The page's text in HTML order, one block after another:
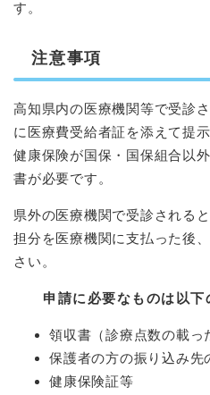
す。
注意事項
高知県内の医療機関等で受診
に医療費受給者証を添えて提
健康保険が国保・国保組合以
書が必要です。
県外の医療機関で受診される
担分を医療機関に支払った後
さい。
申請に必要なものは以下
領収書（診療点数の載っ
保護者の方の振り込み先
健康保険証等